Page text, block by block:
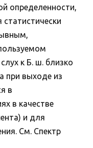
определенности,
к Б. ш. близко
при выходе из
в
в качестве
и для
См. Спектр